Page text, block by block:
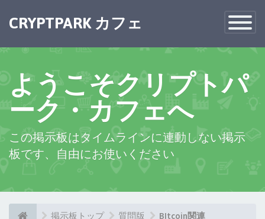
Toggle
CRYPTPARK カフェ
ようこそクリプトパ
ーク・カフェへ
この掲示板はタイムラインに連動しない掲示
板です、自由にお使いください
掲示板トップ 質問版 BItcoin関連